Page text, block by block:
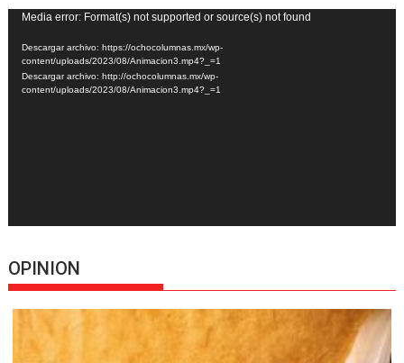
Reproductor
de
vídeo
Media error: Format(s) not supported or source(s) not found
Descargar archivo: https://ochocolumnas.mx/wp-
content/uploads/2023/08/Animacion3.mp4?_=1
Descargar archivo: http://ochocolumnas.mx/wp-
content/uploads/2023/08/Animacion3.mp4?_=1
OPINION